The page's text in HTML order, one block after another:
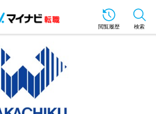
閲覧履歴 検索